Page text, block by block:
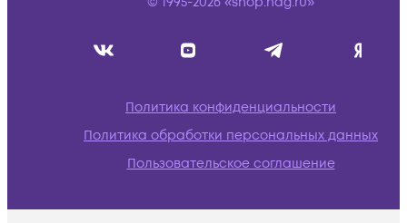
Политика конфиденциальности
Политика обработки персональных данных
Пользовательское соглашение